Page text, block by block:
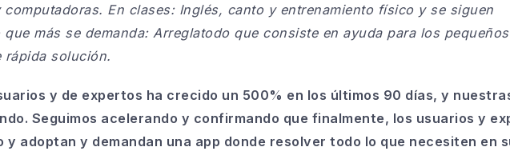
En clases: Inglés, canto y entrenamiento físico y se siguen
más se demanda: Arreglatodo que consiste en ayuda para los pequeños
rápida solución.
y de expertos ha crecido un 500% en los últimos 90 días, y
Seguimos acelerando y confirmando que finalmente, los usuarios y
y adoptan y demandan una app donde resolver todo lo que necesiten en